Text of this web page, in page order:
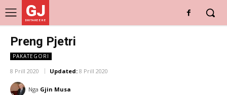
GJ
DRITARE E RE
Preng Pjetri
PAKATEGORI
8 Prill 2020 Updated: 8 Prill 2020
Nga Gjin Musa